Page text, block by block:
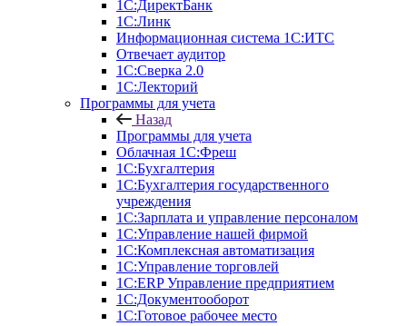
1С:ДиректБанк
1С:Линк
Информационная система 1С:ИТС
Отвечает аудитор
1С:Сверка 2.0
1С:Лекторий
Программы для учета
Назад
Программы для учета
Облачная 1С:Фреш
1С:Бухгалтерия
1С:Бухгалтерия государственного
учреждения
1С:Зарплата и управление персоналом
1С:Управление нашей фирмой
1С:Комплексная автоматизация
1С:Управление торговлей
1С:ERP Управление предприятием
1С:Документооборот
1C:Готовое рабочее место